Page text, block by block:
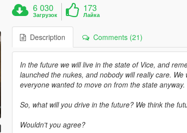
6 030
Загрузок
173
Лайка
Description Comments (21)
In the future we will live in the state of Vice, and
launched the nukes, and nobody will really care.
everyone wanted to move on from the state anyway.
So, what will you drive in the future? We think the
Wouldn't you agree?